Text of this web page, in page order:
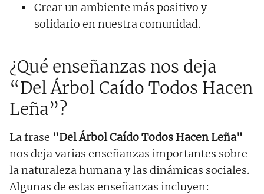
Crear un ambiente más positivo y
solidario en nuestra comunidad.
¿Qué enseñanzas nos deja
“Del Árbol Caído Todos Hacen
Leña”?
La frase "Del Árbol Caído Todos Hacen Leña"
nos deja varias enseñanzas importantes sobre
la naturaleza humana y las dinámicas sociales.
Algunas de estas enseñanzas incluyen: